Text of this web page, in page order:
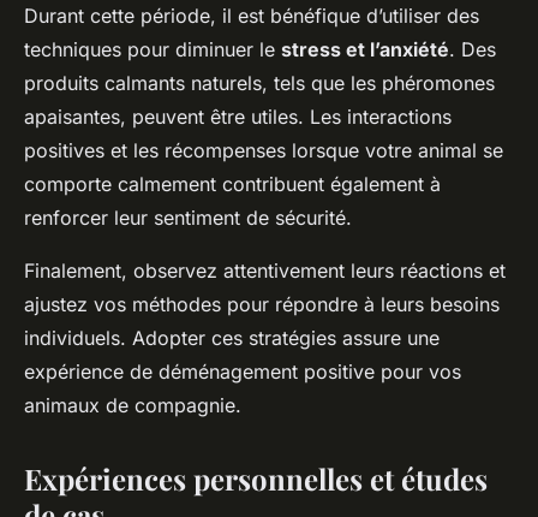
Durant cette période, il est bénéfique d’utiliser des
techniques pour diminuer le stress et l’anxiété. Des
produits calmants naturels, tels que les phéromones
apaisantes, peuvent être utiles. Les interactions
positives et les récompenses lorsque votre animal se
comporte calmement contribuent également à
renforcer leur sentiment de sécurité.
Finalement, observez attentivement leurs réactions et
ajustez vos méthodes pour répondre à leurs besoins
individuels. Adopter ces stratégies assure une
expérience de déménagement positive pour vos
animaux de compagnie.
Expériences personnelles et études